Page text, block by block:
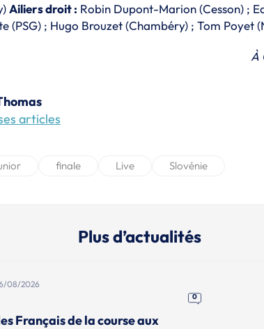
Ailiers droit : Robin Dupont-Marion (Cesson) ;
(PSG) ; Hugo Brouzet (Chambéry) ; Tom Poyet
À
articles
finale Live Slovénie
Plus d’actualités
08/2026
0
Français de la course aux